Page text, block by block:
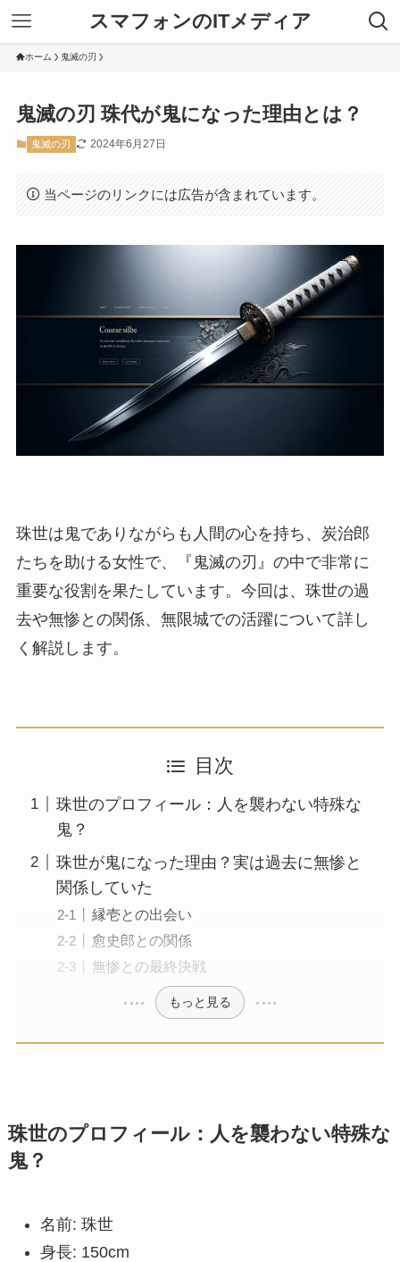
スマフォンのITメディア
ホーム 鬼滅の刃
鬼滅の刃 珠代が鬼になった理由とは？
鬼滅の刃 2024年6月27日
当ページのリンクには広告が含まれています。
珠世は鬼でありながらも人間の心を持ち、炭治郎
たちを助ける女性で、『鬼滅の刃』の中で非常に
重要な役割を果たしています。今回は、珠世の過
去や無惨との関係、無限城での活躍について詳し
く解説します。
目次
珠世のプロフィール：人を襲わない特殊な
鬼？
珠世が鬼になった理由？実は過去に無惨と
関係していた
縁壱との出会い
愈史郎との関係
無惨との最終決戦
もっと見る
珠世のプロフィール：人を襲わない特殊な
鬼？
名前: 珠世
身長: 150cm